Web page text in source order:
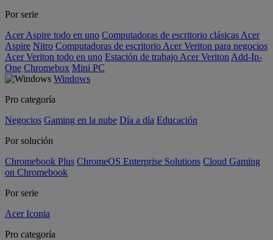
Por serie
Acer Aspire todo en uno Computadoras de escritorio clásicas Acer
Aspire Nitro Computadoras de escritorio Acer Veriton para negocios
Acer Veriton todo en uno Estación de trabajo Acer Veriton Add-In-
One Chromebox Mini PC
Windows
Pro categoría
Negocios Gaming en la nube Día a día Educación
Por solución
Chromebook Plus ChromeOS Enterprise Solutions Cloud Gaming
on Chromebook
Por serie
Acer Iconia
Pro categoría